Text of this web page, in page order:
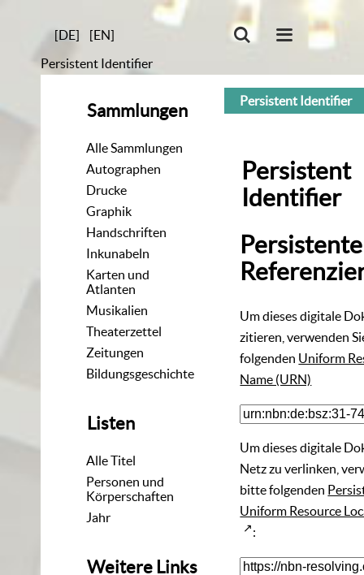
[DE]
[EN]
Persistent Identifier
Sammlungen
Alle Sammlungen
Autographen
Drucke
Graphik
Handschriften
Inkunabeln
Karten und
Atlanten
Musikalien
Theaterzettel
Zeitungen
Bildungsgeschichte
Listen
Alle Titel
Personen und
Körperschaften
Jahr
Weitere Links
Persistent Identifier
Persistent
Identifier
Persistente
Um dieses digitale
zitieren, verwenden
folgenden Uniform
Name (URN)
Um dieses digitale
Netz zu verlinken,
bitte folgenden
Uniform Resource
: